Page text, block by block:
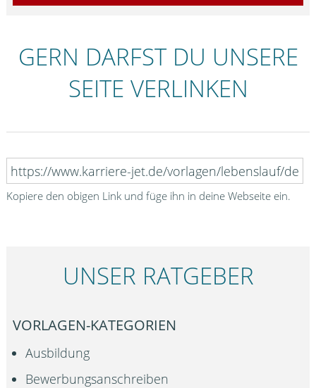
GERN DARFST DU UNSERE
SEITE VERLINKEN
Kopiere den obigen Link und füge ihn in deine Webseite ein.
UNSER RATGEBER
VORLAGEN-KATEGORIEN
Ausbildung
Bewerbungsanschreiben